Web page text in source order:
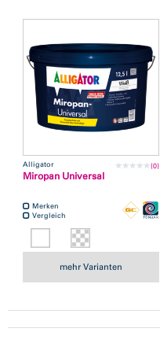
Alligator (0)
Miropan Universal
Merken
Vergleich
mehr Varianten